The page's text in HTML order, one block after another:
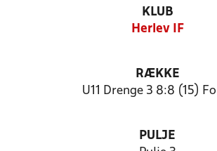
KLUB
Herlev IF
RÆKKE
U11 Drenge 3 8:8 (15)
PULJE